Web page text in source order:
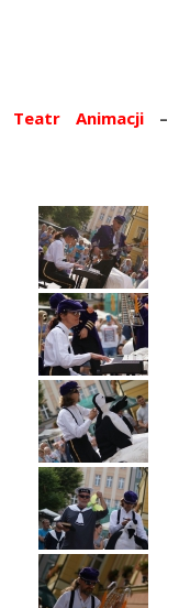
Teatr Animacji –